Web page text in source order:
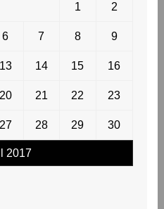
2017
1 2
6 7 8 9
13 14 15 16
20 21 22 23
27 28 29 30